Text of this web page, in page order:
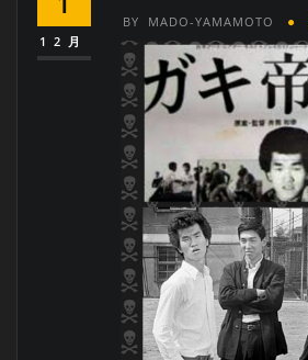
12月
BY MADO-YAMAMOTO